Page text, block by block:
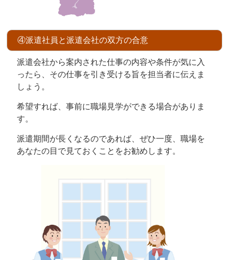
④派遣社員と派遣会社の双方の合意
派遣会社から案内された仕事の内容や条件が気に入
ったら、その仕事を引き受ける旨を担当者に伝えま
しょう。
希望すれば、事前に職場見学ができる場合がありま
す。
派遣期間が長くなるのであれば、ぜひ一度、職場を
あなたの目で見ておくことをお勧めします。